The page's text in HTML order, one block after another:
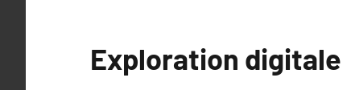
Exploration digitale